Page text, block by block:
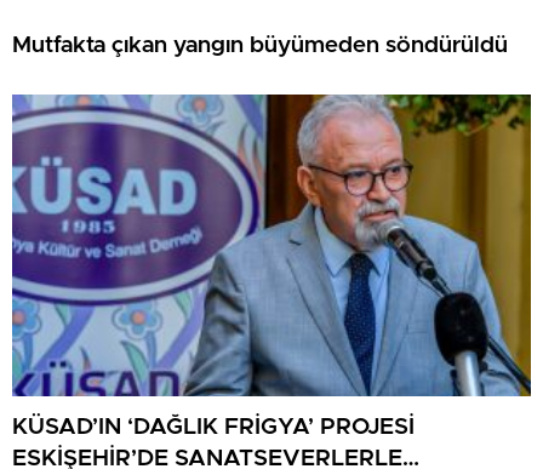
Mutfakta çıkan yangın büyümeden söndürüldü
KÜSAD’IN ‘DAĞLIK FRİGYA’ PROJESİ
ESKİŞEHİR’DE SANATSEVERLERLE